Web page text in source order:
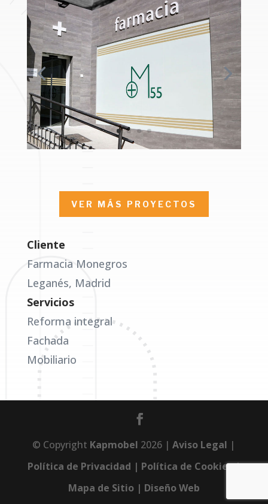
VER MÁS PROYECTOS
Cliente
Farmacia Monegros
Leganés, Madrid
Servicios
Reforma integral
Fachada
Mobiliario
© Copyright Kapmobel 2026 |Aviso Legal |
Política de Privacidad | Política de Cookies |
Mapa de Sitio | Diseño Web